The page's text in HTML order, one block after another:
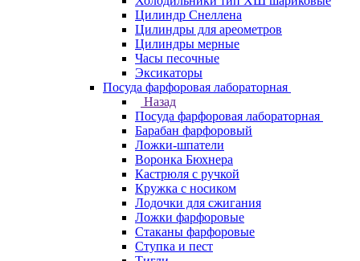
Цилиндр Снеллена
Цилиндры для ареометров
Цилиндры мерные
Часы песочные
Эксикаторы
Посуда фарфоровая лабораторная
Назад
Посуда фарфоровая лабораторная
Барабан фарфоровый
Ложки-шпатели
Воронка Бюхнера
Кастрюля с ручкой
Кружка с носиком
Лодочки для сжигания
Ложки фарфоровые
Стаканы фарфоровые
Ступка и пест